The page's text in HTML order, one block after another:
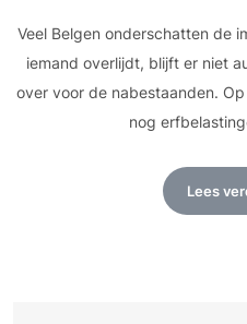
Veel Belgen onderschatten de
iemand overlijdt, blijft er niet
over voor de nabestaanden.
nog
Lees